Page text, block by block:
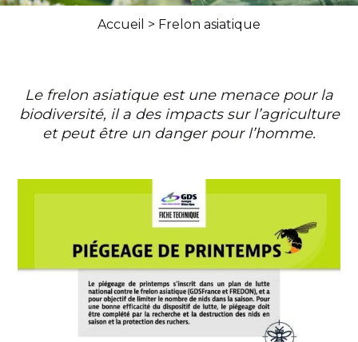
Accueil > Frelon asiatique
Le frelon asiatique est une menace pour la
biodiversité, il a des impacts sur l’agriculture
et peut être un danger pour l’homme.